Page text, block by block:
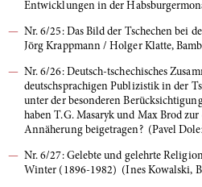
Entwicklungen in der
Nr. 6/25: Das Bild der Tschechen bei
Jörg Krappmann / Holger Klatte,
Nr. 6/26: Deutsch-tschechisches
deutschsprachigen Publizistik in der
unter der besonderen Berücksichtigung
haben T.G. Masaryk und Max Brod zur
Annäherung beigetragen? (Pavel
Nr. 6/27: Gelebte und gelehrte
Winter (1896-1982) (Ines Kowalski,